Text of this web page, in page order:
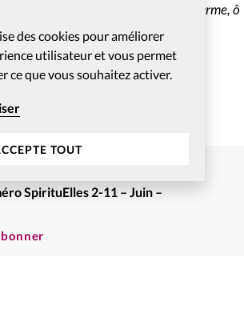
des cookies pour améliorer
utilisateur et vous permet
ce que vous souhaitez activer.
TOUT
le psalmiste:
«Mon cœur est ferme, ô
(Ps. 108, 2).
SpirituElles 2-11 – Juin –